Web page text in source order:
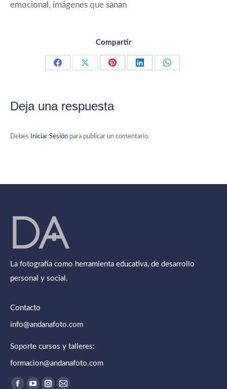
emocional, imágenes que sanan
Compartir
CompartirCompartirCompartirCompartirCompartir
Deja una respuesta
Debes Iniciar Sesión para publicar un comentario.
La fotografía como herramienta educativa, de desarrollo
personal y social.
Contacto
info@andanafoto.com
Soporte cursos y talleres:
formacion@andanafoto.com
Encuéntranos en: